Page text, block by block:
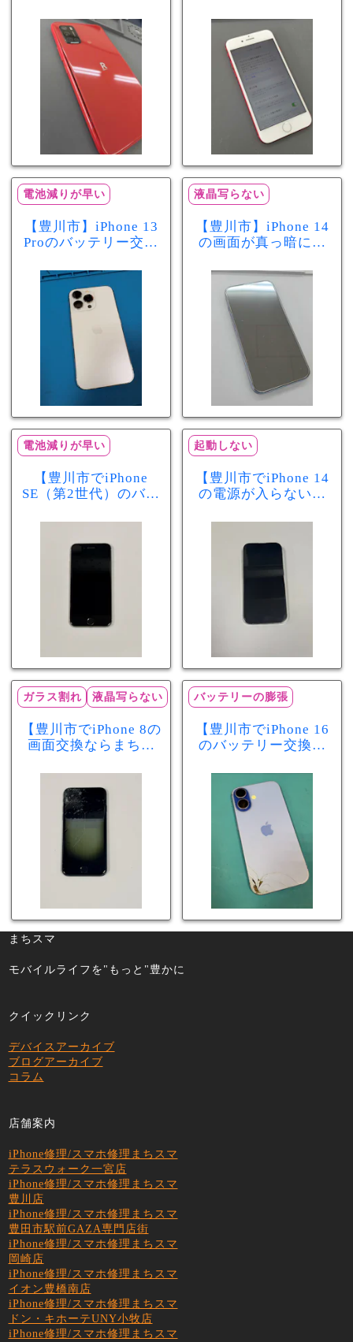
リー膨張のサインか
もしれません！バッ
テリー交換修理事例
最大容量70％で電池
の減りが早い症状も
当日60分で改善
電池減りが早い
【豊川市】iPhone 13
Proのバッテリー交換
が早い症状も当日90
分で改善
液晶写らない
【豊川市】iPhone 14
の画面が真っ暗に…
修理！データそのま
まで復旧しました
電池減りが早い
【豊川市でiPhone
SE（第2世代）のバッ
スマ豊川店】電池の
減りが早い症状も当
起動しない
【豊川市でiPhone 14
の電源が入らない修
店】バッテリー交換
で復旧するケースも
あります！
ガラス割れ 液晶写らない
【豊川市でiPhone 8の
画面交換ならまちス
れ・液晶不良も当日
60分で修理可能！
バッテリーの膨張
【豊川市でiPhone 16
のバッテリー交換な
少し膨張したバッテ
リーも当日90分で安
心修理！
まちスマ
モバイルライフを"もっと"豊かに
クイックリンク
デバイスアーカイブ
ブログアーカイブ
コラム
店舗案内
iPhone修理/スマホ修理まちスマ
テラスウォーク一宮店
iPhone修理/スマホ修理まちスマ
豊川店
iPhone修理/スマホ修理まちスマ
豊田市駅前GAZA専門店街
iPhone修理/スマホ修理まちスマ
岡崎店
iPhone修理/スマホ修理まちスマ
イオン豊橋南店
iPhone修理/スマホ修理まちスマ
ドン・キホーテUNY小牧店
iPhone修理/スマホ修理まちスマ